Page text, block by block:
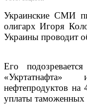
Украинские СМИ
олигарх Игоря
Украины проводит
Его
нефтепродуктов
уплаты таможенных